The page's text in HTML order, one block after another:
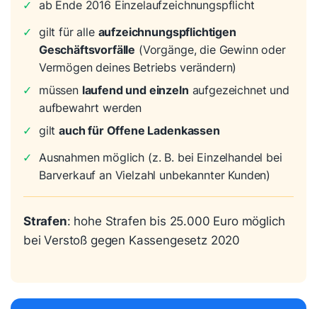
✓ ab Ende 2016 Einzelaufzeichnungspflicht
✓ gilt für alle aufzeichnungspflichtigen
Geschäftsvorfälle (Vorgänge, die Gewinn oder
Vermögen deines Betriebs verändern)
✓ müssen laufend und einzeln aufgezeichnet und
aufbewahrt werden
✓ giltauch für Offene Ladenkassen
✓ Ausnahmen möglich (z. B. bei Einzelhandel bei
Barverkauf an Vielzahl unbekannter Kunden)
Strafen: hohe Strafen bis 25.000 Euro möglich
bei Verstoß gegen Kassengesetz 2020